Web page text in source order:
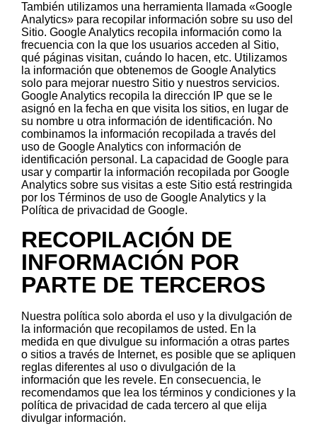
También utilizamos una herramienta llamada «Google
Analytics» para recopilar información sobre su uso del
Sitio. Google Analytics recopila información como la
frecuencia con la que los usuarios acceden al Sitio,
qué páginas visitan, cuándo lo hacen, etc. Utilizamos
la información que obtenemos de Google Analytics
solo para mejorar nuestro Sitio y nuestros servicios.
Google Analytics recopila la dirección IP que se le
asignó en la fecha en que visita los sitios, en lugar de
su nombre u otra información de identificación. No
combinamos la información recopilada a través del
uso de Google Analytics con información de
identificación personal. La capacidad de Google para
usar y compartir la información recopilada por Google
Analytics sobre sus visitas a este Sitio está restringida
por los Términos de uso de Google Analytics y la
Política de privacidad de Google.
RECOPILACIÓN DE
INFORMACIÓN POR
PARTE DE TERCEROS
Nuestra política solo aborda el uso y la divulgación de
la información que recopilamos de usted. En la
medida en que divulgue su información a otras partes
o sitios a través de Internet, es posible que se apliquen
reglas diferentes al uso o divulgación de la
información que les revele. En consecuencia, le
recomendamos que lea los términos y condiciones y la
política de privacidad de cada tercero al que elija
divulgar información.